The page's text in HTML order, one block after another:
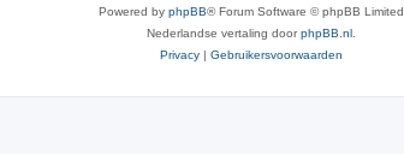
Powered by phpBB® Forum Software © phpBB Limited
Nederlandse vertaling doorphpBB.nl
Privacy | Gebruikersvoorwaarden